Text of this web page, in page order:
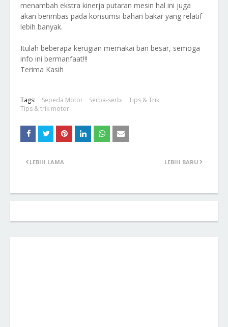
menambah ekstra kinerja putaran mesin hal ini juga
akan berimbas pada konsumsi bahan bakar yang relatif
lebih banyak.
Itulah beberapa kerugian memakai ban besar, semoga
info ini bermanfaat!!!
Terima Kasih
Tags: Sepeda Motor Serba-serbi
Tips & Trik
Tips & trik motor
LEBIH BARU
LEBIH LAMA